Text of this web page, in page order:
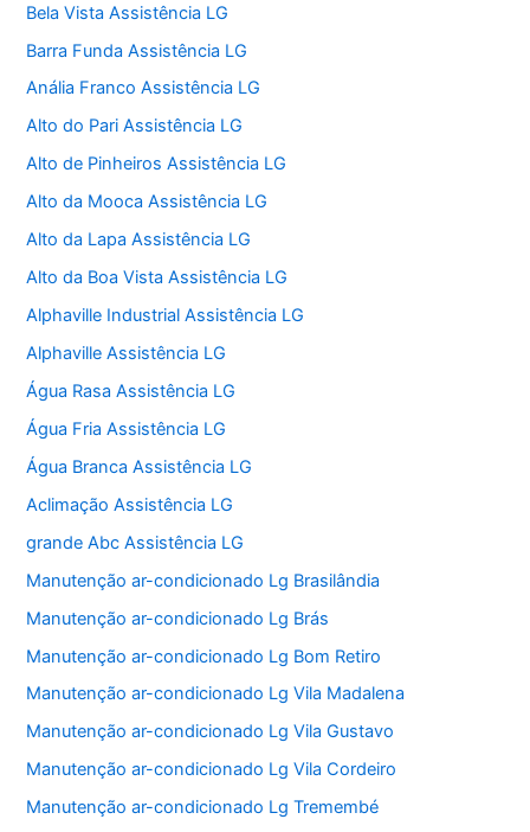
Bela Vista Assistência LG
Barra Funda Assistência LG
Anália Franco Assistência LG
Alto do Pari Assistência LG
Alto de Pinheiros Assistência LG
Alto da Mooca Assistência LG
Alto da Lapa Assistência LG
Alto da Boa Vista Assistência LG
Alphaville Industrial Assistência LG
Alphaville Assistência LG
Água Rasa Assistência LG
Água Fria Assistência LG
Água Branca Assistência LG
Aclimação Assistência LG
grande Abc Assistência LG
Manutenção ar-condicionado Lg Brasilândia
Manutenção ar-condicionado Lg Brás
Manutenção ar-condicionado Lg Bom Retiro
Manutenção ar-condicionado Lg Vila Madalena
Manutenção ar-condicionado Lg Vila Gustavo
Manutenção ar-condicionado Lg Vila Cordeiro
Manutenção ar-condicionado Lg Tremembé